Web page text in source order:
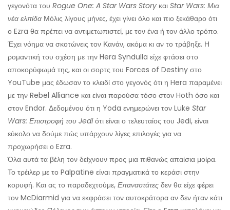
γεγονότα του Rogue One: A Star Wars Story και Star Wars: Μια
νέα ελπίδα Μόλις λίγους μήνες, έχει γίνει όλο και πιο ξεκάθαρο ότι
ο Ezra θα πρέπει να αντιμετωπιστεί, με τον ένα ή τον άλλο τρόπο.
Έχει νόημα να σκοτώνεις τον Κανάν, ακόμα κι αν το τράβηξε. Η
ρομαντική του σχέση με την Hera Syndulla είχε φτάσει στο
αποκορύφωμά της, και οι σορτς του Forces of Destiny στο
YouTube μας έδωσαν το κλειδί στο γεγονός ότι η Hera παραμένει
με την Rebel Alliance και είναι παρούσα τόσο στον Hoth όσο και
στον Endor. Δεδομένου ότι η Yoda ενημερώνει τον Luke Star
Wars: Επιστροφή του Jediότι είναι ο τελευταίος του Jedi, είναι
εύκολο να δούμε πώς υπάρχουν λίγες επιλογές για να
προχωρήσει ο Ezra.
Όλα αυτά τα βέλη τον δείχνουν προς μια πιθανώς απαίσια μοίρα.
Το τρέιλερ με το Palpatine είναι πραγματικά το κεράσι στην
κορυφή. Και ας το παραδεχτούμε, Επαναστάτες δεν θα είχε φέρει
τον McDiarmid για να εκφράσει τον αυτοκράτορα αν δεν ήταν κάτι